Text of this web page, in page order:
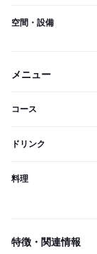
空間・設備
メニュー
コース
ドリンク
料理
特徴・関連情報